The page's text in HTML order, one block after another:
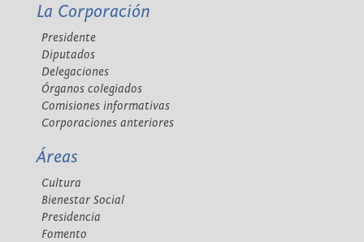
La Corporación
Presidente
Diputados
Delegaciones
Órganos colegiados
Comisiones informativas
Corporaciones anteriores
Áreas
Cultura
Bienestar Social
Presidencia
Fomento